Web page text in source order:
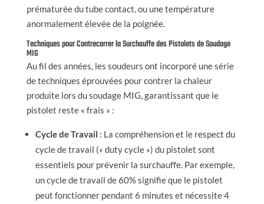
prématurée du tube contact, ou une température
anormalement élevée de la poignée.
Techniques pour Contrecarrer la Surchauffe des Pistolets de Soudage
MIG
Au fil des années, les soudeurs ont incorporé une série
de techniques éprouvées pour contrer la chaleur
produite lors du soudage MIG, garantissant que le
pistolet reste « frais » :
Cycle de Travail : La compréhension et le respect du
cycle de travail (« duty cycle ») du pistolet sont
essentiels pour prévenir la surchauffe. Par exemple,
un cycle de travail de 60% signifie que le pistolet
peut fonctionner pendant 6 minutes et nécessite 4